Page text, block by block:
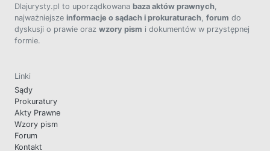
Dlajurysty.pl to uporządkowana baza aktów prawnych,
najważniejsze informacje o sądach i prokuraturach, forum do
dyskusji o prawie oraz wzory pism i dokumentów w przystępnej
formie.
Linki
Sądy
Prokuratury
Akty Prawne
Wzory pism
Forum
Kontakt